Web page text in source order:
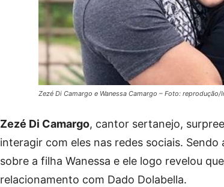
Zezé Di Camargo e Wanessa Camargo – Foto: reprodução/
Zezé Di Camargo, cantor sertanejo,
interagir com eles nas redes sociais.
sobre a filha Wanessa e ele logo revelou
relacionamento com Dado Dolabella.